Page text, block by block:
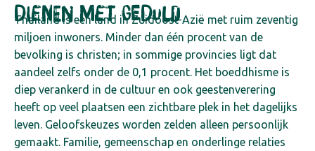
Dienen met geduld
Thailand is een land in Zuidoost-Azië met ruim zeventig
miljoen inwoners. Minder dan één procent van de
bevolking is christen; in sommige provincies ligt dat
aandeel zelfs onder de 0,1 procent. Het boeddhisme is
diep verankerd in de cultuur en ook geestenverering
heeft op veel plaatsen een zichtbare plek in het dagelijks
leven. Geloofskeuzes worden zelden alleen persoonlijk
gemaakt. Familie, gemeenschap en onderlinge relaties